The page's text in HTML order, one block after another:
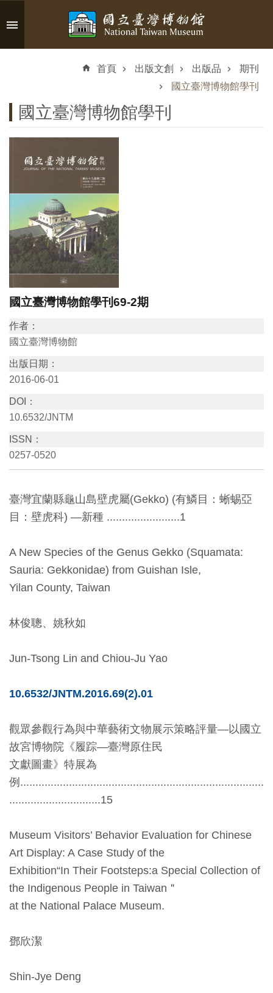
跳到主要內容區塊
參
觀
資
訊
展
覽
資
訊
教
育
活
動
出
版
創
研
服
務
政
隱
權
資
首頁 出版文創 出版品
期刊
國立臺灣博物館學刊
國立臺灣博物館學刊
國立臺灣博物館學刊69-2期
作者：
國立臺灣博物館
出版日期：
2016-06-01
DOI：
10.6532/JNTM
ISSN：
0257-0520
臺灣宜蘭縣龜山島壁虎屬(Gekko) (有鱗目：蜥蜴亞
目：壁虎科) —新種 ........................1
A New Species of the Genus Gekko (Squamata:
Sauria: Gekkonidae) from Guishan Isle,
Yilan County, Taiwan
林俊聰、姚秋如
Jun-Tsong Lin and Chiou-Ju Yao
10.6532/JNTM.2016.69(2).01
觀眾參觀行為與中華藝術文物展示策略評量—以國立
故宮博物院《履踪—臺灣原住民
文獻圖畫》特展為
例................................................................................
..............................15
Museum Visitors’ Behavior Evaluation for Chinese
Art Display: A Case Study of the
Exhibition“In Their Footsteps:a Special Collection of
the Indigenous People in Taiwan＂
at the National Palace Museum.
鄧欣潔
Shin-Jye Deng